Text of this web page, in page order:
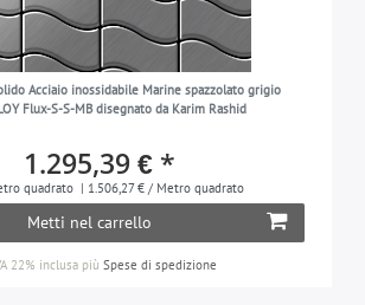
Acciaio inossidabile Marine spazzolato grigio
Flux-S-S-MB disegnato da Karim Rashid
1.295,39 € *
quadrato | 1.506,27 € / Metro quadrato
Metti nel carrello
22% inclusapiù Spese di spedizione